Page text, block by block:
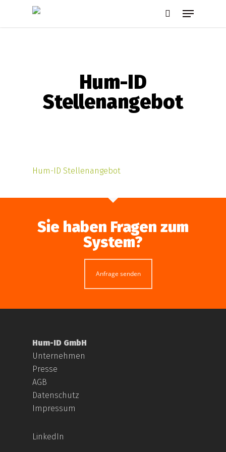
Menu
Hum-ID
Stellenangebot
Hum-ID Stellenangebot
Sie haben Fragen zum
System?
Anfrage senden
Hum-ID GmbH
Unternehmen
Presse
AGB
Datenschutz
Impressum
LinkedIn